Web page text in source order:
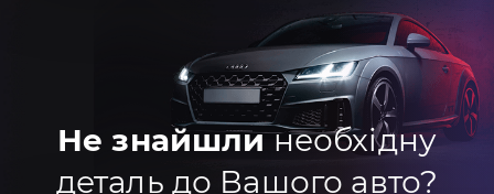
Не знайшлинеобхідну
деталь до Вашого авто?